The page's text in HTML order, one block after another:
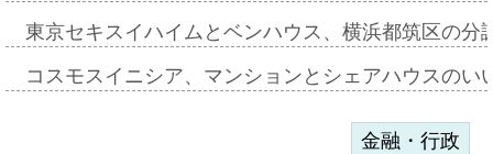
東京セキスイハイムとベンハウス、横浜都筑区の
コスモスイニシア、マンションとシェアハウスの
金融・行政